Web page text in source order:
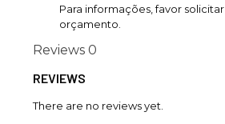
Para informações, favor solicitar
orçamento.
Reviews 0
REVIEWS
There are no reviews yet.